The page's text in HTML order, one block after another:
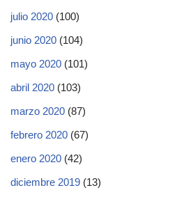
julio 2020 (100)
junio 2020 (104)
mayo 2020 (101)
abril 2020 (103)
marzo 2020 (87)
febrero 2020 (67)
enero 2020 (42)
diciembre 2019 (13)